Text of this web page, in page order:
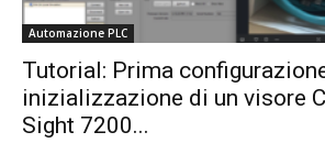
Automazione PLC
Tutorial: Prima
inizializzazione di un visore
Sight 7200...